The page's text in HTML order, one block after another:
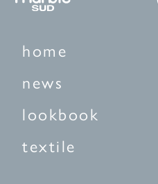
home
news
lookbook
textile